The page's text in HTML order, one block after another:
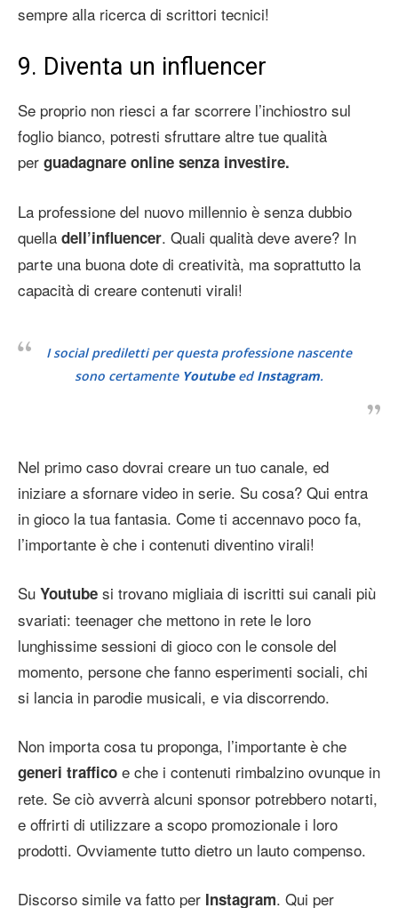
sempre alla ricerca di scrittori tecnici!
9. Diventa un influencer
Se proprio non riesci a far scorrere l’inchiostro sul
foglio bianco, potresti sfruttare altre tue qualità
per guadagnare online senza investire.
La professione del nuovo millennio è senza dubbio
quella dell’influencer. Quali qualità deve avere? In
parte una buona dote di creatività, ma soprattutto la
capacità di creare contenuti virali!
I social prediletti per questa professione nascente
sono certamente Youtubeed Instagram.
Nel primo caso dovrai creare un tuo canale, ed
iniziare a sfornare video in serie. Su cosa? Qui entra
in gioco la tua fantasia. Come ti accennavo poco fa,
l’importante è che i contenuti diventino virali!
Su Youtube si trovano migliaia di iscritti sui canali più
svariati: teenager che mettono in rete le loro
lunghissime sessioni di gioco con le console del
momento, persone che fanno esperimenti sociali, chi
si lancia in parodie musicali, e via discorrendo.
Non importa cosa tu proponga, l’importante è che
generi traffico e che i contenuti rimbalzino ovunque in
rete. Se ciò avverrà alcuni sponsor potrebbero notarti,
e offrirti di utilizzare a scopo promozionale i loro
prodotti. Ovviamente tutto dietro un lauto compenso.
Discorso simile va fatto per Instagram. Qui per